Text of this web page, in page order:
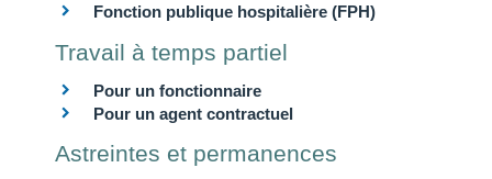
Fonction publique hospitalière (FPH)
Travail à temps partiel
Pour un fonctionnaire
Pour un agent contractuel
Astreintes et permanences